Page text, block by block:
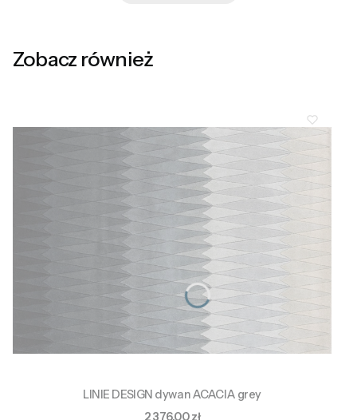
Zobacz również
LINIE DESIGN dywan ACACIA grey
Cena
2 376,00 zł